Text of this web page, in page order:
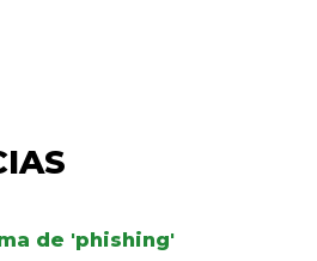
de 'phishing'